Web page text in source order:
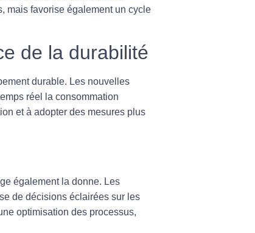
mais favorise également un cycle
de la durabilité
durable. Les nouvelles
réel la consommation
et à adopter des mesures plus
également la donne. Les
de décisions éclairées sur les
optimisation des processus,